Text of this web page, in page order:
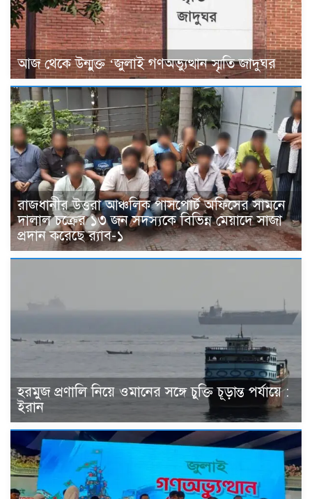
আজ থেকে উন্মুক্ত ‘জুলাই গণঅভ্যুত্থান স্মৃতি জাদুঘর
রাজধানীর উত্তরা আঞ্চলিক পাসপোর্ট অফিসের সামনে
দালাল চক্রের ১৩ জন সদস্যকে বিভিন্ন মেয়াদে সাজা
প্রদান করেছে র‌্যাব-১
হরমুজ প্রণালি নিয়ে ওমানের সঙ্গে চুক্তি চূড়ান্ত পর্যায়ে :
ইরান